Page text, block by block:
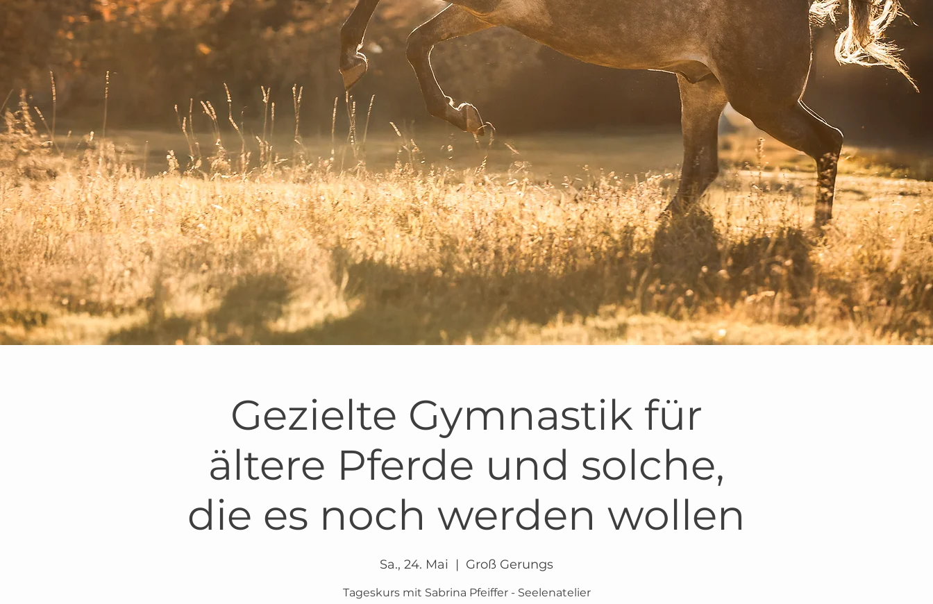
Gezielte Gymnastik für
ältere Pferde und solche,
die es noch werden wollen
Sa., 24. Mai
  |
Groß Gerungs
Tageskurs mit Sabrina Pfeiffer - Seelenatelier